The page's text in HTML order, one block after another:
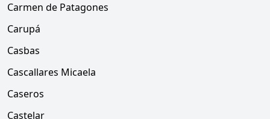
Carmen de Patagones
Carupá
Casbas
Cascallares Micaela
Caseros
Castelar